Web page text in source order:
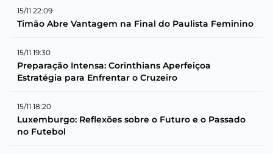
15/11 22:09
Timão Abre Vantagem na Final do Paulista Feminino
15/11 19:30
Preparação Intensa: Corinthians Aperfeiçoa
Estratégia para Enfrentar o Cruzeiro
15/11 18:20
Luxemburgo: Reflexões sobre o Futuro e o Passado
no Futebol